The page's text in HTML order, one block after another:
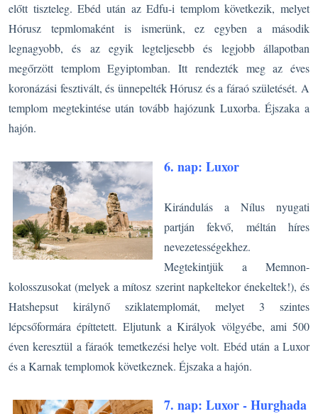
előtt tiszteleg. Ebéd után az Edfu-i templom következik, melyet
Hórusz tepmlomaként is ismerünk, ez egyben a második
legnagyobb, és az egyik legteljesebb és legjobb állapotban
megőrzött templom Egyiptomban. Itt rendezték meg az éves
koronázási fesztivált, és ünnepelték Hórusz és a fáraó születését. A
templom megtekintése után tovább hajózunk Luxorba. Éjszaka a
hajón.
6. nap: Luxor
Kirándulás a Nílus nyugati
partján fekvő, méltán híres
nevezetességekhez.
Megtekintjük a Memnon-
kolosszusokat (melyek a mítosz szerint napkeltekor énekeltek!), és
Hatshepsut királynő sziklatemplomát, melyet 3 szintes
lépcsőformára építtetett. Eljutunk a Királyok völgyébe, ami 500
éven keresztül a fáraók temetkezési helye volt. Ebéd után a Luxor
és a Karnak templomok következnek. Éjszaka a hajón.
7. nap: Luxor - Hurghada